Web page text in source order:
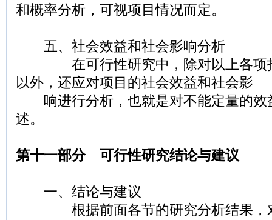
和概率分析，可视项目情况而定。
五、社会效益和社会影响分析
在可行性研究中，除对以上各项指
以外，还应对项目的社会效益和社会影
响进行分析，也就是对不能定量的效
述。
第十一部分 可行性研究结论与建议
一、结论与建议
根据前面各节的研究分析结果，对